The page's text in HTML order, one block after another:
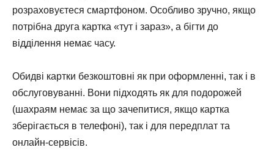
розраховуєтеся смартфоном. Особливо зручно, якщо
потрібна друга картка «тут і зараз», а бігти до
відділення немає часу.
Обидві картки безкоштовні як при оформленні, так і в
обслуговуванні. Вони підходять як для подорожей
(шахраям немає за що зачепитися, якщо картка
зберігається в телефоні), так і для передплат та
онлайн-сервісів.